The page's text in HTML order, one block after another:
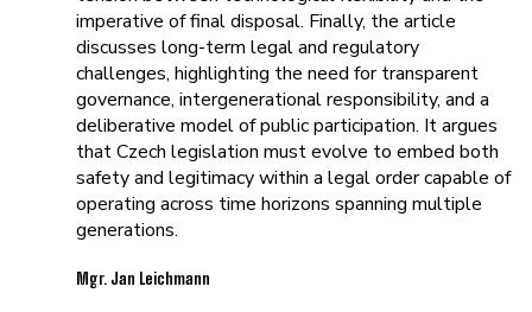
imperative of final disposal. Finally, the article
discusses long-term legal and regulatory
challenges, highlighting the need for transparent
governance, intergenerational responsibility, and a
deliberative model of public participation. It argues
that Czech legislation must evolve to embed both
safety and legitimacy within a legal order capable of
operating across time horizons spanning multiple
generations.
Mgr. Jan Leichmann